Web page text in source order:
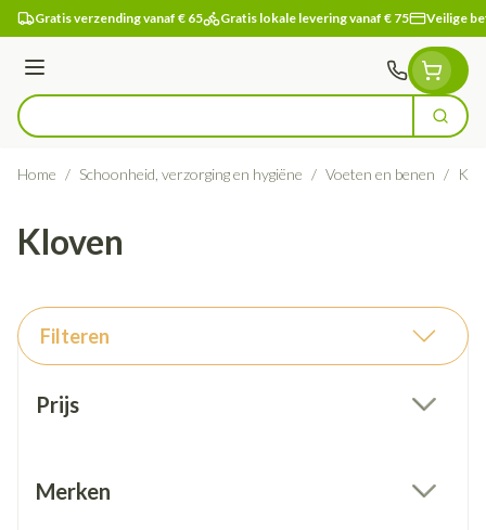
Ga naar de inhoud
Gratis verzending vanaf € 65 Gratis lokale levering vanaf € 75 Veilige
Menu
Product, merk, categorie... Zoek
Home / Schoonheid, verzorging en hygiëne / Voeten en benen /
Kloven
Filteren
Prijs
Merken